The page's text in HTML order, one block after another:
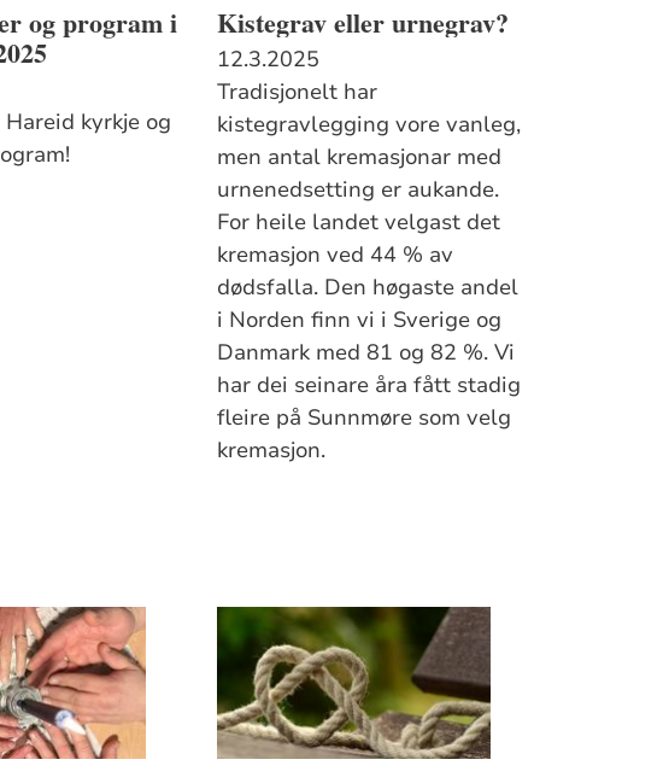
og program i
kyrkje og
Kistegrav eller urnegrav?
12.3.2025
Tradisjonelt har
kistegravlegging vore vanleg,
men antal kremasjonar med
urnenedsetting er aukande.
For heile landet velgast det
kremasjon ved 44 % av
dødsfalla. Den høgaste andel
i Norden finn vi i Sverige og
Danmark med 81 og 82 %. Vi
har dei seinare åra fått stadig
fleire på Sunnmøre som velg
kremasjon.